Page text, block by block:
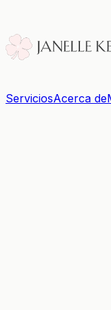
ServiciosAcerca de